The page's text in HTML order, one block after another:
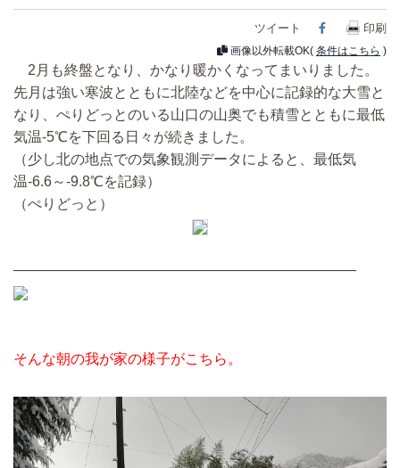
ツイート Facebook
印刷
画像以外転載OK( 条件はこちら )
2月も終盤となり、かなり暖かくなってまいりました。
先月は強い寒波とともに北陸などを中心に記録的な大雪と
なり、ぺりどっとのいる山口の山奥でも積雪とともに最低
気温-5℃を下回る日々が続きました。
（少し北の地点での気象観測データによると、最低気
温-6.6～-9.8℃を記録）
（ぺりどっと）
————————————————————————
そんな朝の我が家の様子がこちら。